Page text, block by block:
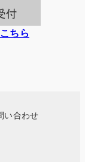
こちら
い合わせ